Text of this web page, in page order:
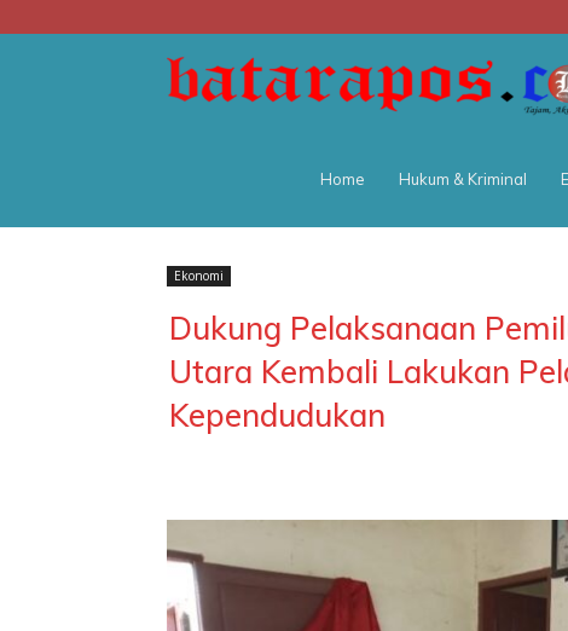
Home Hukum & Kriminal
Ekonomi
Dukung Pelaksanaan
Utara Kembali Lakukan
Kependudukan